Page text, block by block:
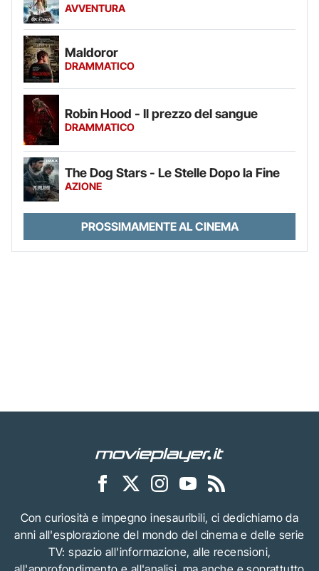
AVVENTURA
Maldoror
DRAMMATICO
Robin Hood - Il prezzo del sangue
DRAMMATICO
The Dog Stars - Le Stelle Dopo la Fine
AZIONE
PROSSIMAMENTE AL CINEMA
Con curiosità e impegno inesauribili, ci dedichiamo da
anni all'esplorazione del mondo del cinema e delle serie
TV: spazio all'informazione, alle recensioni,